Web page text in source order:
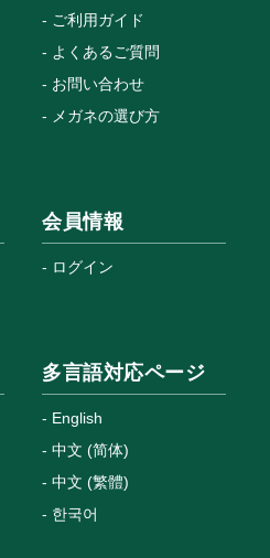
ご利用ガイド
よくあるご質問
お問い合わせ
メガネの選び方
会員情報
ログイン
多言語対応ページ
English
中文 (简体)
中文 (繁體)
한국어